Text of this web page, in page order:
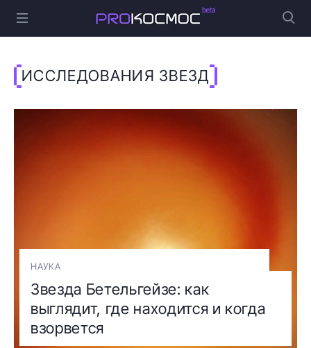
ИССЛЕДОВАНИЯ ЗВЕЗД
НАУКА
Звезда Бетельгейзе: как
выглядит, где находится и когда
взорвется